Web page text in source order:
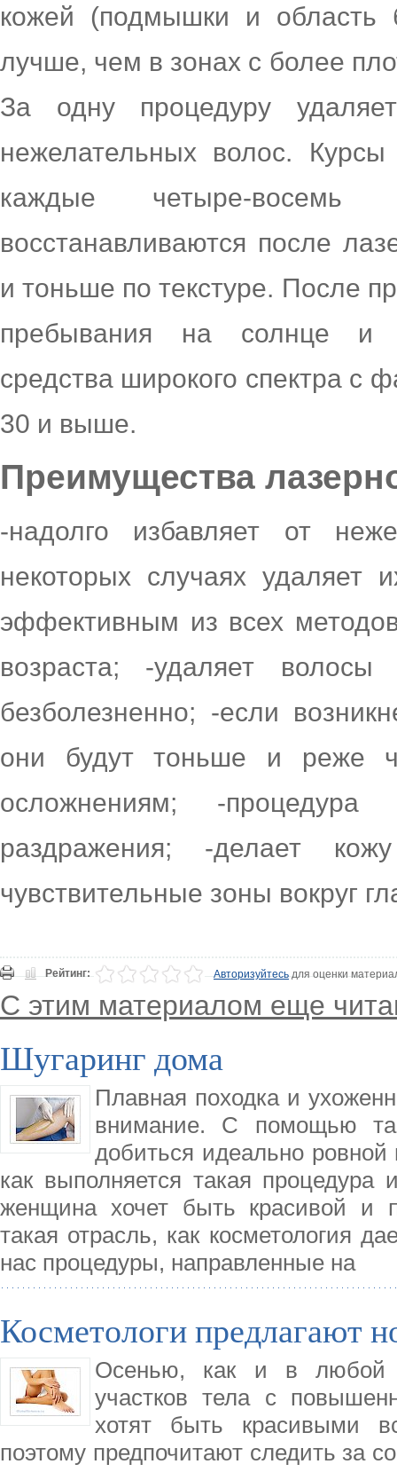
кожей (подмышки и область
лучше, чем в зонах с более
За одну процедуру
нежелательных волос.
каждые четыре-
восстанавливаются после
и тоньше по текстуре. После
пребывания на солнце и
средства широкого спектра с
30 и выше.
Преимущества
-надолго избавляет от
некоторых случаях удаляет
эффективным из всех
возраста; -удаляет
безболезненно; -если
они будут тоньше и реже
осложнениям; -
раздражения; -делает
чувствительные зоны вокруг
Рейтинг: Авторизуйтесьдля оценки
С этим материалом еще
Шугаринг дома
Плавная походка и
внимание. С помощью
добиться идеально ровной
как выполняется такая
женщина хочет быть красивой и
такая отрасль, как косметология
нас процедуры, направленные на
Косметологи предлагают
Осенью, как и в любой
участков тела с
хотят быть красивыми
поэтому предпочитают следить за